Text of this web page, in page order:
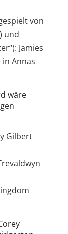
von
und
Jamies
Annas
wäre
Gilbert